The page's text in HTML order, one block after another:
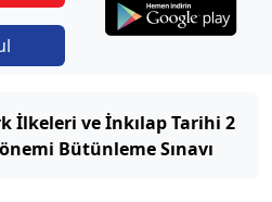
İlkeleri ve İnkılap Tarihi 2
Bütünleme Sınavı